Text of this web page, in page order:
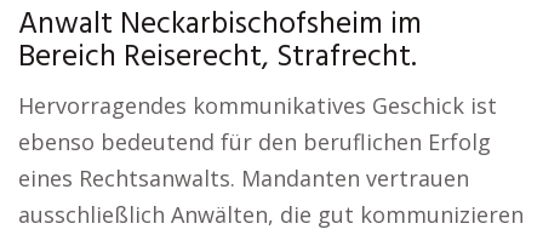
Anwalt Neckarbischofsheim im
Bereich Reiserecht, Strafrecht.
Hervorragendes kommunikatives Geschick ist
ebenso bedeutend für den beruflichen Erfolg
eines Rechtsanwalts. Mandanten vertrauen
ausschließlich Anwälten, die gut kommunizieren